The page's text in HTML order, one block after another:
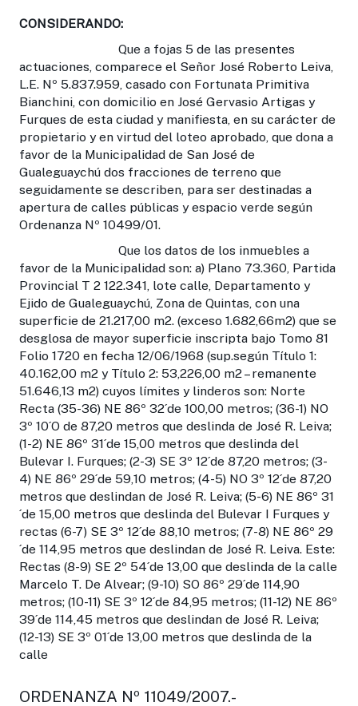
CONSIDERANDO:
Que a fojas 5 de las presentes
actuaciones, comparece el Señor José Roberto Leiva,
L.E. Nº 5.837.959, casado con Fortunata Primitiva
Bianchini, con domicilio en José Gervasio Artigas y
Furques de esta ciudad y manifiesta, en su carácter de
propietario y en virtud del loteo aprobado, que dona a
favor de la Municipalidad de San José de
Gualeguaychú dos fracciones de terreno que
seguidamente se describen, para ser destinadas a
apertura de calles públicas y espacio verde según
Ordenanza Nº 10499/01.
Que los datos de los inmuebles a
favor de la Municipalidad son: a) Plano 73.360, Partida
Provincial T 2 122.341, lote calle, Departamento y
Ejido de Gualeguaychú, Zona de Quintas, con una
superficie de 21.217,00 m2. (exceso 1.682,66m2) que se
desglosa de mayor superficie inscripta bajo Tomo 81
Folio 1720 en fecha 12/06/1968 (sup.según Título 1:
40.162,00 m2 y Título 2: 53,226,00 m2 – remanente
51.646,13 m2) cuyos límites y linderos son: Norte
Recta (35-36) NE 86º 32´de 100,00 metros; (36-1) NO
3º 10´O de 87,20 metros que deslinda de José R. Leiva;
(1-2) NE 86º 31´de 15,00 metros que deslinda del
Bulevar I. Furques; (2-3) SE 3º 12´de 87,20 metros; (3-
4) NE 86º 29´de 59,10 metros; (4-5) NO 3º 12´de 87,20
metros que deslindan de José R. Leiva; (5-6) NE 86º 31
´de 15,00 metros que deslinda del Bulevar I Furques y
rectas (6-7) SE 3º 12´de 88,10 metros; (7-8) NE 86º 29
´de 114,95 metros que deslindan de José R. Leiva. Este:
Rectas (8-9) SE 2º 54´de 13,00 que deslinda de la calle
Marcelo T. De Alvear; (9-10) SO 86º 29´de 114,90
metros; (10-11) SE 3º 12´de 84,95 metros; (11-12) NE 86º
39´de 114,45 metros que deslindan de José R. Leiva;
(12-13) SE 3º 01´de 13,00 metros que deslinda de la
calle
ORDENANZA Nº 11049/2007.-